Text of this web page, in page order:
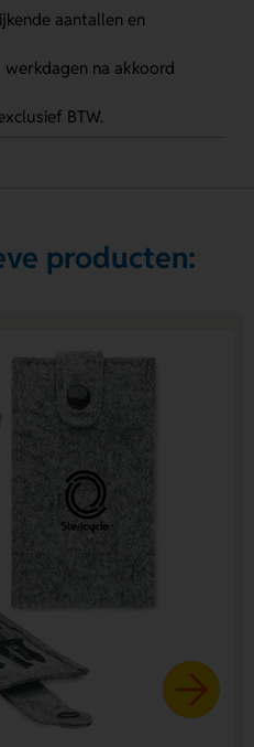
aantallen en
na akkoord
BTW.
producten: